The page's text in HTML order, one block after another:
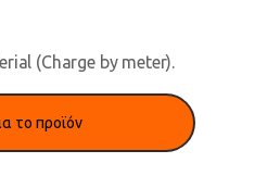
(Charge by meter).